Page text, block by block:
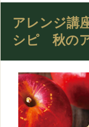
アレンジ講
シピ 秋の